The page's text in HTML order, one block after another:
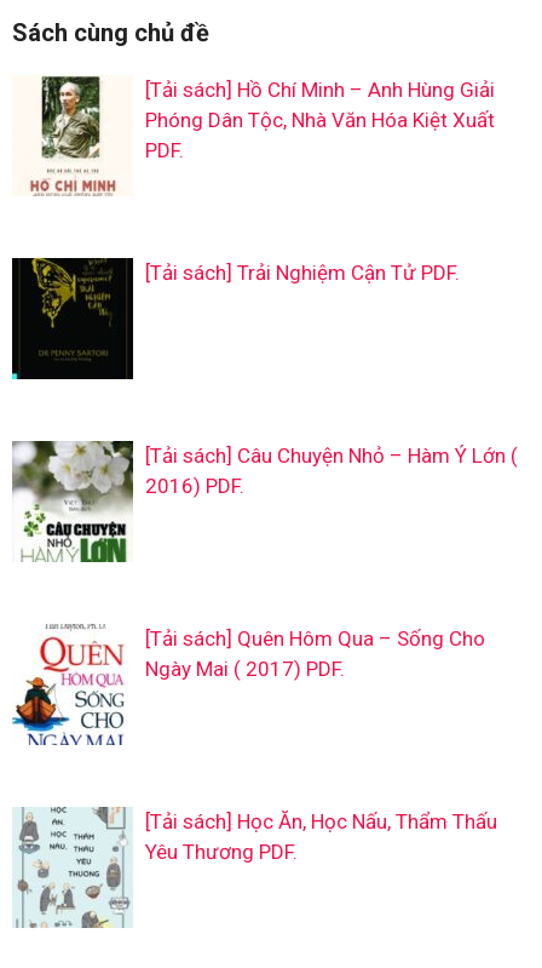
Sách cùng chủ đề
[Tải sách] Hồ Chí Minh – Anh Hùng Giải
Phóng Dân Tộc, Nhà Văn Hóa Kiệt Xuất
PDF.
[Tải sách] Trải Nghiệm Cận Tử PDF.
[Tải sách] Câu Chuyện Nhỏ – Hàm Ý Lớn (
2016) PDF.
[Tải sách] Quên Hôm Qua – Sống Cho
Ngày Mai ( 2017) PDF.
[Tải sách] Học Ăn, Học Nấu, Thẩm Thấu
Yêu Thương PDF.